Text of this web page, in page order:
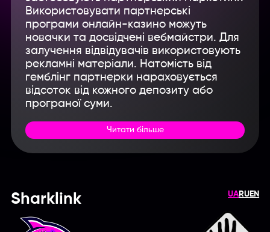
Використовувати партнерські
програми онлайн-казино можуть
новачки та досвідчені вебмайстри. Для
залучення відвідувачів використовують
рекламні матеріали. Натомість від
гемблінг партнерки нараховується
відсоток від кожного депозиту або
програної суми.
Читати більше
Sharklink UARUEN